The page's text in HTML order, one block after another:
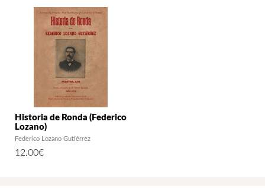
Historia de Ronda (Federico
Lozano)
Federico Lozano Gutiérrez
12.00€